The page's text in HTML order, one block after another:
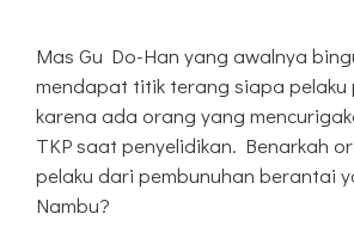
Mas Gu Do-Han yang awalnya
mendapat titik terang siapa pelaku
karena ada orang yang
TKP saat penyelidikan. Benarkah
pelaku dari pembunuhan berantai
Nambu?